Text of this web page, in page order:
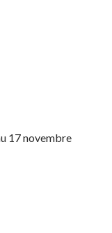
17 novembre